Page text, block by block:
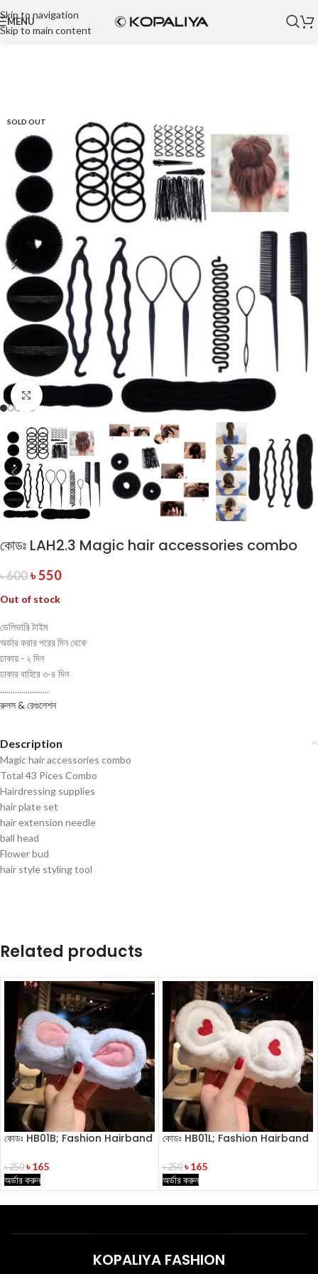
Skip to navigation
Skip to main content
MENU
SOLD OUT
Click to enlarge
কোডঃ LAH2.3 Magic hair accessories combo
৳600 ৳550
Out of stock
ডেলিভারি টাইম
অর্ডার করার পরের দিন থেকে
ঢাকায় - ২ দিন
ঢাকার বাহিরে ৩-৪ দিন
.......................
রুলস & রেগুলেশন
Description
Magic hair accessories combo
Total 43 Pices Combo
Hairdressing supplies
hair plate set
hair extension needle
ball head
Flower bud
hair style styling tool
Related products
কোডঃ HB01B; Fashion Hairband
৳250 ৳165
অর্ডার করুন
কোডঃ HB01L; Fashion Hairband
৳250 ৳165
অর্ডার করুন
KOPALIYA FASHION